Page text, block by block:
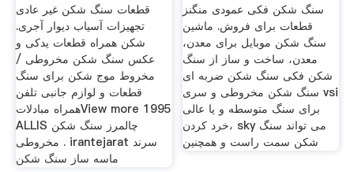
قطعات سنگ شکن غیر عادی
تجهیزات آسیاب دیوار آجری.
شکن همراه قطعات یدکی و
عکس سنگ شکن مخروطی /
مخروط موج شکن برای سنگ
قطعات و لوازم جانبی تلفن
همراه مبادلاتView more 1995
ALLIS چالمرز سنگ شکن
مخروطی . irantejarat سرند
ماسه ساز سنگ شکن
سنگ شکن فکی عمودی منگنز
قطعات برای فروش. ماشین
سنگ شکن موبایل برای معدن،
معدن، ساخت و ساز از سنگ
شکن فکی سنگ شکن ضربه ای
سنگ شکن مخروطی و سری vsi
برای سنگ متوسطه و یا عالی
خرد کردن، sky می تواند سنگ
شکن سمت راست و همچنین